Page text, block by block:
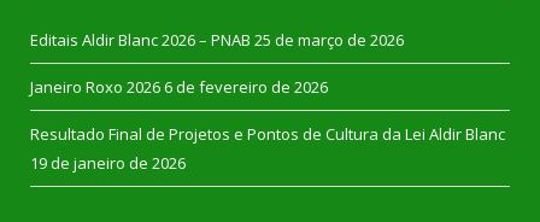
Editais Aldir Blanc 2026 – PNAB 25 de março de 2026
Janeiro Roxo 2026 6 de fevereiro de 2026
Resultado Final de Projetos e Pontos de Cultura da Lei Aldir Blanc
19 de janeiro de 2026